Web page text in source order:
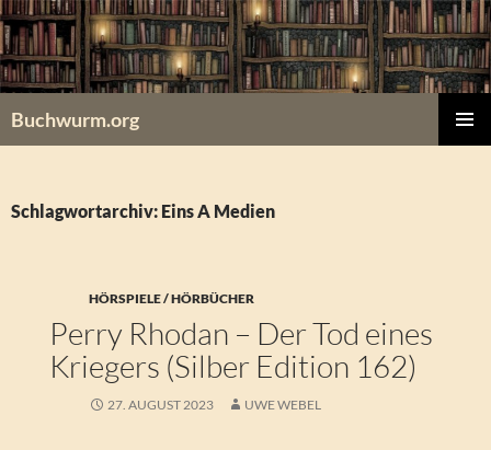
Zum
Inhalt
springen
Buchwurm.org
Schlagwortarchiv: Eins A Medien
HÖRSPIELE / HÖRBÜCHER
Perry Rhodan – Der Tod eines
Kriegers (Silber Edition 162)
27. AUGUST 2023 UWE WEBEL